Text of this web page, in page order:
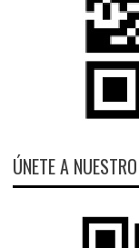
ÚNETE A